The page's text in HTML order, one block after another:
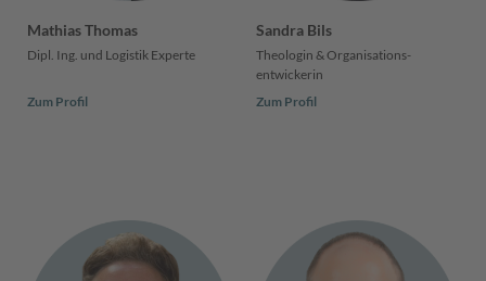
Mathias Thomas
Dipl. Ing. und Logistik Experte
Zum Profil
Sandra Bils
Theologin & Organisations­
entwickerin
Zum Profil